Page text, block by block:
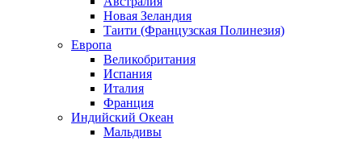
Новая Зеландия
Таити (Французская Полинезия)
Европа
Великобритания
Испания
Италия
Франция
Индийский Океан
Мальдивы